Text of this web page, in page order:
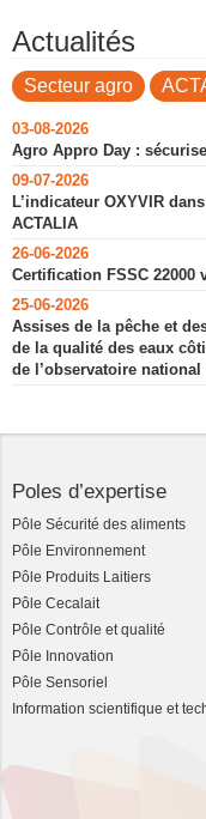
Actualités
Secteur agro
03-08-2026
Agro Appro Day :
09-07-2026
L’indicateur OXYVIR
ACTALIA
26-06-2026
Certification FSSC 22000
25-06-2026
Assises de la pêche et
de la qualité des eaux
de l’observatoire national
Poles d’expertise
Pôle Sécurité des aliments
Pôle Environnement
Pôle Produits Laitiers
Pôle Cecalait
Pôle Contrôle et qualité
Pôle Innovation
Pôle Sensoriel
Information scientifique et